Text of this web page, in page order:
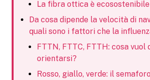
La fibra ottica è ecosostenibile
Da cosa dipende la velocità di
quali sono i fattori che la
FTTN, FTTC, FTTH: cosa vuol
orientarsi?
Rosso, giallo, verde: il